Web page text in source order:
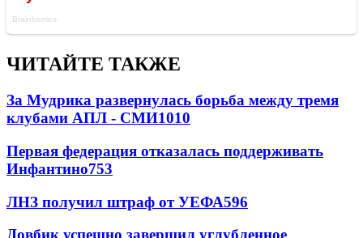
ЧИТАЙТЕ ТАКЖЕ
За Мудрика развернулась борьба между тремя
клубами АПЛ - СМИ1010
Первая федерация отказалась поддерживать
Инфантино753
ЛНЗ получил штраф от УЕФА596